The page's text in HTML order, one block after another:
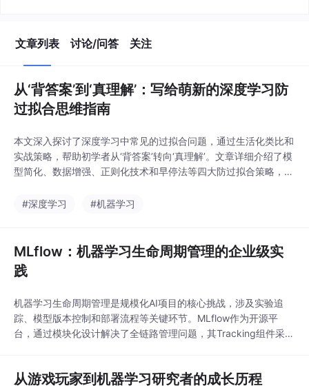
文章列表 讨论/问答 关注
从‘背答案’到‘真理解’：写给萌新的深度学习防
过拟合思维指南
本文深入探讨了深度学习中常见的过拟合问题，通过生活化类比和
实战策略，帮助初学者从‘背答案’转向‘真理解’。文章详细介绍了模
型简化、数据增强、正则化技术和早停法等四大防过拟合策略，并
型。
#深度学习 #机器学习
MLflow：机器学习生命周期管理的企业级实
践
机器学习生命周期管理是规模化AI项目的核心挑战，涉及实验追
踪、模型版本控制和部署流程等关键环节。MLflow作为开源平
台，通过模块化设计解决了全链路管理问题，其Tracking组件采用
ySpark、PyTorch等工具链深度集成，支持从数据准备到模型部
从游戏玩家到机器学习研究者的成长历程